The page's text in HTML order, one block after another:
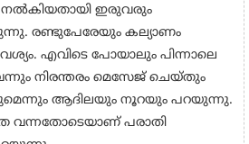
നൽകിയതായി ഇരുവരും
രണ്ടുപേരേയും കല്യാണം
എവിടെ പോയാലും പിന്നാലെ
നിരന്തരം മെസേജ് ചെയ്തും
ആദിലയും നൂറയും പറയുന്നു.
വന്നതോടെയാണ് പരാതി